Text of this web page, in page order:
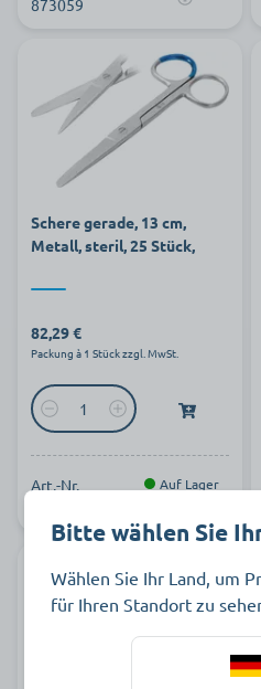
873059
Schere gerade, 13 cm,
Metall, steril, 25 Stück,
82,29 €
Packung à 1 Stück zzgl. MwSt.
Art.-Nr.
Auf Lager
Bitte wählen Sie
Wählen Sie Ihr Land, um
für Ihren Standort zu